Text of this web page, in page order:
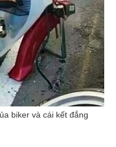
biker và cái kết đắng